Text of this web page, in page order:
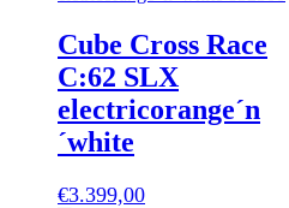
Cube Cross Race
C:62 SLX
electricorange´n
´white
€3.399,00